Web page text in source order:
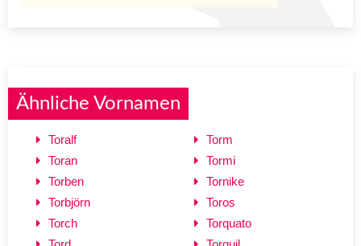
Ähnliche Vornamen
Toralf
Toran
Torben
Torbjörn
Torch
Torm
Tormi
Tornike
Toros
Torquato